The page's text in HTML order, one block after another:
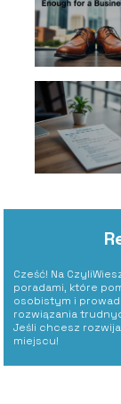
Cześć! Na
poradami, które
osobistym i
rozwiązania
Jeśli chcesz
miejscu!